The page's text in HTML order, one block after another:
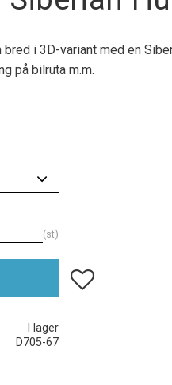
i 3D-variant med en
på bilruta m.m.
st
Lägg till i favoriter
I lager
D705-67